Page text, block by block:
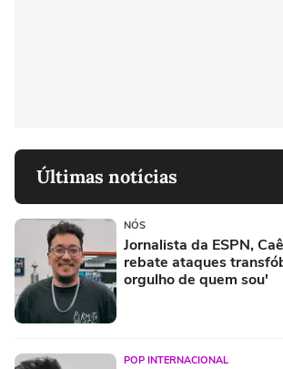
Últimas notícias
NÓS
Jornalista da ESPN,
rebate ataques
orgulho de quem sou'
POP INTERNACIONAL